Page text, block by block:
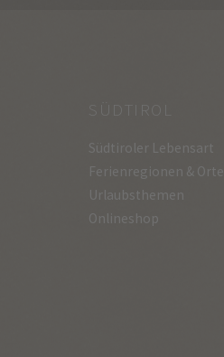
SÜDTIROL
Südtiroler Lebensart
Ferienregionen & Orte
Urlaubsthemen
Onlineshop